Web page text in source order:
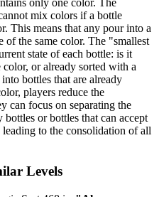
only one color. The
mix colors if a bottle
This means that any pour into a
of the same color. The "smallest
state of each bottle: is it
or already sorted with a
bottles that are already
players reduce the
can focus on separating the
or bottles that can accept
to the consolidation of all
Levels